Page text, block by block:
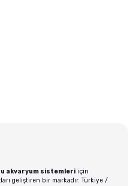
akvaryum sistemleri için
geliştiren bir markadır. Türkiye /